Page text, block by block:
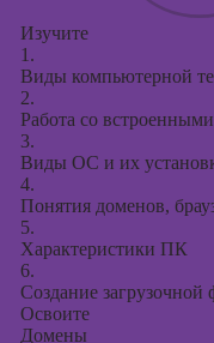
Изучите
1.
Виды компьютерной
2.
Работа со
3.
Виды ОС и их
4.
Понятия доменов,
5.
Характеристики ПК
6.
Создание загрузочной
Освоите
Домены